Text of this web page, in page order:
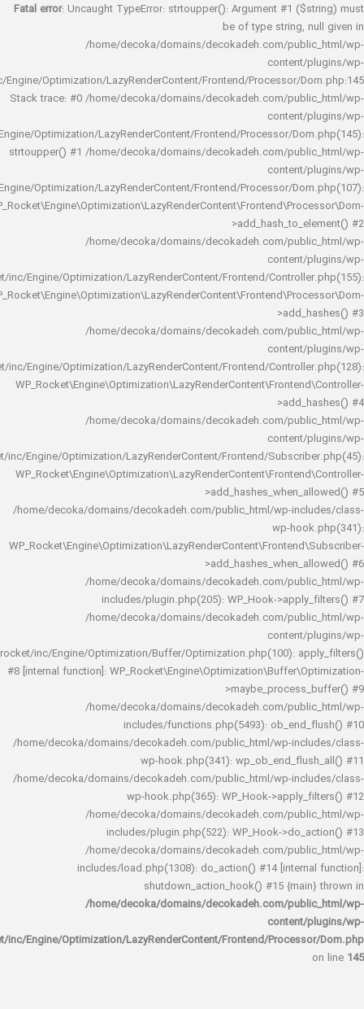
Fatal error : Uncaught TypeError: strtoupper(): Argument #1
be of type string,
/home/decoka/domains/decokadeh.com/
rocket/inc/Engine/Optimization/LazyRenderContent/Frontend/Processor/
Stack trace: #0 /home/decoka/domains/decokadeh.com/
rocket/inc/Engine/Optimization/LazyRenderContent/Frontend/Processor/
strtoupper() #1 /home/decoka/domains/decokadeh.com/
rocket/inc/Engine/Optimization/LazyRenderContent/Frontend/Processor/
/home/decoka/domains/decokadeh.com/
rocket/inc/Engine/Optimization/LazyRenderContent/Frontend/
/home/decoka/domains/decokadeh.com/
rocket/inc/Engine/Optimization/LazyRenderContent/Frontend/
/home/decoka/domains/decokadeh.com/
rocket/inc/Engine/Optimization/LazyRenderContent/Frontend/
/home/decoka/domains/decokadeh.com/public_html/wp-
wp-
/home/decoka/domains/decokadeh.com/
includes/plugin.php(205): WP_Hook-
/home/decoka/domains/decokadeh.com/
rocket/inc/Engine/Optimization/Buffer/Optimization.php(100):
#8 [internal function]:
/home/decoka/domains/decokadeh.com/
includes/functions.php(5493):
/home/decoka/domains/decokadeh.com/public_html/wp-
wp-hook.php(341):
/home/decoka/domains/decokadeh.com/public_html/wp-
wp-hook.php(365): WP_Hook-
/home/decoka/domains/decokadeh.com/
includes/plugin.php(522): WP_Hook-
/home/decoka/domains/decokadeh.com/
includes/load.php(1308): do_action() #14
shutdown_action_hook() #15
/home/decoka/domains/decokadeh.com/
rocket/inc/Engine/Optimization/LazyRenderContent/Frontend/